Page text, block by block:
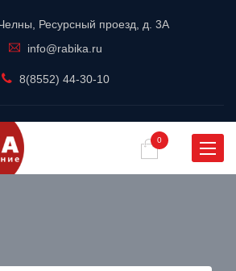
Ресурсный проезд, д. 3А
info@rabika.ru
8(8552) 44-30-10
0